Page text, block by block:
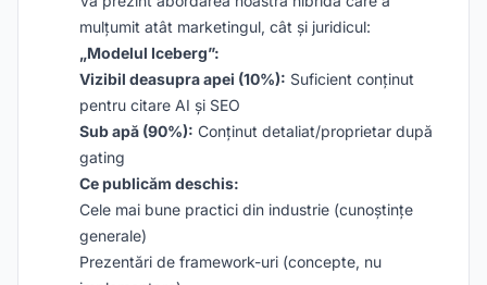
mulțumit atât marketingul, cât și juridicul:
„Modelul Iceberg”:
Vizibil deasupra apei (10%): Suficient conținut
pentru citare AI și SEO
Sub apă (90%): Conținut detaliat/proprietar după
gating
Ce publicăm deschis:
Cele mai bune practici din industrie (cunoștințe
generale)
Prezentări de framework-uri (concepte, nu